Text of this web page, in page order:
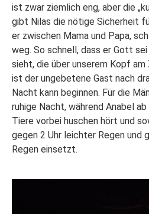
ist zwar ziemlich eng, aber die
gibt Nilas die nötige Sicherheit
er zwischen Mama und Papa,
weg. So schnell, dass er Gott
sieht, die über unserem Kopf
ist der ungebetene Gast nach
Nacht kann beginnen. Für die
ruhige Nacht, während Anabel
Tiere vorbei huschen hört und
gegen 2 Uhr leichter Regen und
Regen einsetzt.